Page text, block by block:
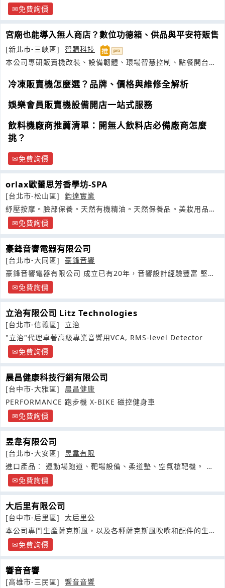
的你一定要擁有一台
免費詢價
宮廟也能導入無人商店？數位功德箱、供品與平安符販售
[新北市-三峽區]
智購科技
本公司專研販賣機改裝、設備韌體、環場智慧控制、點餐開台系
冷凍販賣機怎麼選？品牌、價格與維修全解析
娛樂會員販賣機設備開店一站式服務
飲料機廠商推薦清單：開無人飲料店必備廠商怎麼
挑？
免費詢價
orlax歐蕾思芳香學坊-SPA
[台北市-松山區]
鈞達實業
紓壓按摩。臉部保養。天然有機精油。天然保養品。美妝用品。
保養品批發
免費詢價
豪鋒音響電器有限公司
[台北市-大同區]
豪鋒音響
豪鋒音響電器有限公司 成立已有20年，音響設計經驗豐富 堅持
品質免費詢價
立治有限公司 Litz Technologies
[台北市-信義區]
立治
"立治"代理卓著高級專業音響用VCA, RMS-level Detector
免費詢價
晨昌健康科技行銷有限公司
[台中市-大雅區]
晨昌健康
PERFORMANCE 跑步機 X-BIKE 磁控健身車
免費詢價
昱韋有限公司
[台北市-大安區]
昱韋有限
進口產品︰ 運動場跑道、靶場設備、柔道墊、空氣槍靶機。 出
口產品免費詢價
大后里有限公司
[台中市-后里區]
大后里公
本公司專門生產薩克斯風，以及各種薩克斯風吹嘴和配件的生產
製造和批發業務
免費詢價
響音音響
[高雄市-三民區]
響音音響